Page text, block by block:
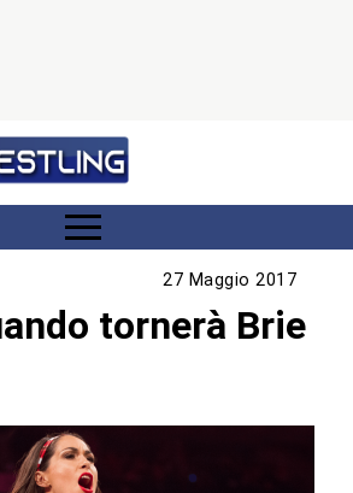
27 Maggio 2017
tornerà Brie